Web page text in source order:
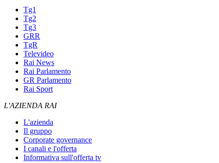
Tg1
Tg2
Tg3
GRR
TgR
Televideo
Rai News
Rai Parlamento
GR Parlamento
Rai Sport
L'AZIENDA RAI
L'azienda
Il gruppo
Corporate governance
I canali e l'offerta
Informativa sull'offerta tv